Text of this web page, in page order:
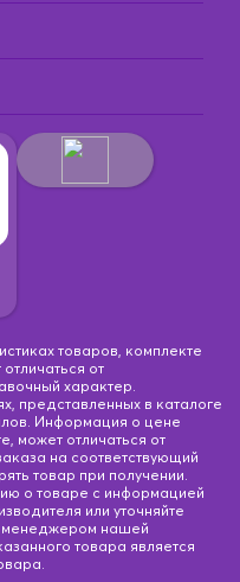
товаров, комплекте
от
характер.
представленных в каталоге
Информация о цене
может отличаться от
на соответствующий
товар при получении.
о товаре с информацией
или уточняйте
менеджером нашей
товара является